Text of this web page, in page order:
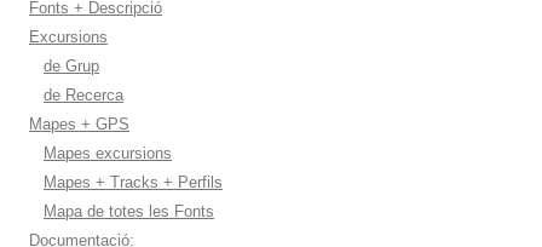
Fonts + Descripció
Excursions
de Grup
de Recerca
Mapes + GPS
Mapes excursions
Mapes + Tracks + Perfils
Mapa de totes les Fonts
Documentació: